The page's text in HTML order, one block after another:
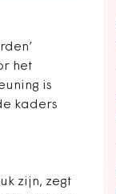
het
is
kaders
zijn, zegt